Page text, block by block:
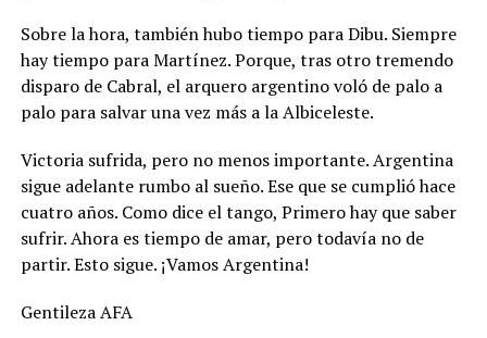
Sobre la hora, también hubo tiempo para Dibu. Siempre
hay tiempo para Martínez. Porque, tras otro tremendo
disparo de Cabral, el arquero argentino voló de palo a
palo para salvar una vez más a la Albiceleste.
Victoria sufrida, pero no menos importante. Argentina
sigue adelante rumbo al sueño. Ese que se cumplió hace
cuatro años. Como dice el tango, Primero hay que saber
sufrir. Ahora es tiempo de amar, pero todavía no de
partir. Esto sigue. ¡Vamos Argentina!
Gentileza AFA